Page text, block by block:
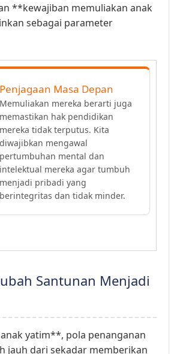
**kewajiban memuliakan anak
sebagai parameter
Penjagaan Masa Depan
Memuliakan mereka berarti juga
memastikan hak pendidikan
mereka tidak terputus. Kita
diwajibkan mengawal
pertumbuhan mental dan
intelektual mereka agar tumbuh
menjadi pribadi yang
berintegritas dan tidak minder.
Santunan Menjadi
yatim**, pola penanganan
jauh dari sekadar memberikan